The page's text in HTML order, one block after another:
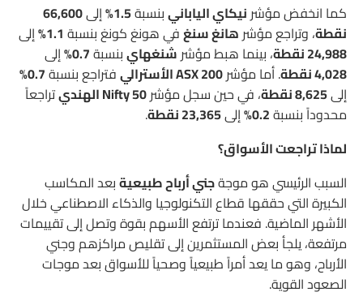
كما انخفض مؤشرنيكاي اليابانيبنسبة1.5% إلى66,600
نقطة، وتراجع مؤشرهانغ سنغفي هونغ كونغ بنسبة 1.1% إلى
24,988 نقطة
، بينما هبط مؤشرشنغهايبنسبة0.7% إلى
4,028 نقطة
. أما مؤشرASX 200 الأسترالي فتراجع بنسبة0.7%
إلى8,625 نقطة ، في حين سجل مؤشرNifty 50 الهندي
تراجعاً
محدوداً بنسبة0.2% إلى23,365 نقطة
.
لماذا تراجعت الأسواق؟
السبب الرئيسي هو موجةجني أرباح طبيعيةبعد المكاسب
الكبيرة التي حققها قطاع التكنولوجيا والذكاء الاصطناعي خلال
الأشهر الماضية. فعندما ترتفع الأسهم بقوة وتصل إلى تقييمات
مرتفعة، يلجأ بعض المستثمرين إلى تقليص مراكزهم وجني
الأرباح، وهو ما يعد أمراً طبيعياً وصحياً للأسواق بعد موجات
الصعود القوية.